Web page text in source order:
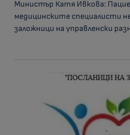
Министър Катя Ивкова:
медицинските специалисти
заложници на управленски